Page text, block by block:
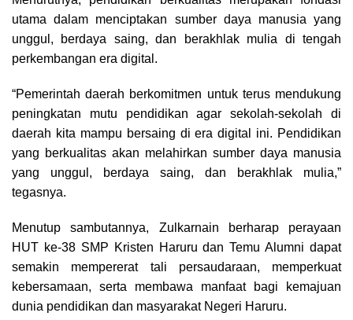
utama dalam menciptakan sumber daya manusia yang
unggul, berdaya saing, dan berakhlak mulia di tengah
perkembangan era digital.
“Pemerintah daerah berkomitmen untuk terus mendukung
peningkatan mutu pendidikan agar sekolah-sekolah di
daerah kita mampu bersaing di era digital ini. Pendidikan
yang berkualitas akan melahirkan sumber daya manusia
yang unggul, berdaya saing, dan berakhlak mulia,”
tegasnya.
Menutup sambutannya, Zulkarnain berharap perayaan
HUT ke-38 SMP Kristen Haruru dan Temu Alumni dapat
semakin mempererat tali persaudaraan, memperkuat
kebersamaan, serta membawa manfaat bagi kemajuan
dunia pendidikan dan masyarakat Negeri Haruru.